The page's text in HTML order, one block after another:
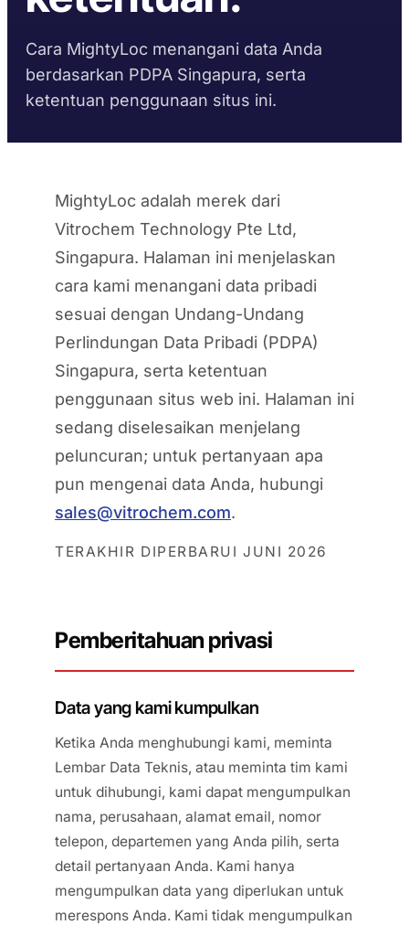
Krystal 1000 Perekat UV
Krystal 2000 Perekat UV
Krystal 3000 Perekat UV
JELAJAHI LEBIH BANYAK→
Taftflex 6221
Taftlock 22
Perekat Anaerobik
JELAJAHI LEBIH BANYAK
PITA BUSA AKRILIK
Pita Busa Akrilik
AFT 1120GF
Pita Busa Akrilik
AFT 1200GF
Pita Busa Akrilik
AFT 2064WF
Fabrikasi Logam
Konstruksi
DIY
Papan Tanda
Pembuat Bus & Truk
Purna Jual Otomotif
Kelautan & Kapal Pesiar
BERDASARKAN
SUBSTRAT
BERDASARKAN
Rakitan berulir logam
Kaca dan keramik
Komposit dan
fiberglass
Pustaka TDS Per kelompok
Lembar data keselamatan
Berdasarkan permintaan
Pemilih substrat
Panduan waktu
pengerasan
Panduan suhu layanan
Deklarasi RoHS
TDS per produk
Cara MightyLoc menangani data Anda
berdasarkan PDPA Singapura, serta
ketentuan penggunaan situs ini.
MightyLoc adalah merek dari
Vitrochem Technology Pte Ltd,
Singapura. Halaman ini menjelaskan
cara kami menangani data pribadi
sesuai dengan Undang-Undang
Perlindungan Data Pribadi (PDPA)
Singapura, serta ketentuan
penggunaan situs web ini. Halaman ini
sedang diselesaikan menjelang
peluncuran; untuk pertanyaan apa
pun mengenai data Anda, hubungi
sales@vitrochem.com.
TERAKHIR DIPERBARUI JUNI 2026
Pemberitahuan privasi
Data yang kami kumpulkan
Ketika Anda menghubungi kami, meminta
Lembar Data Teknis, atau meminta tim kami
untuk dihubungi, kami dapat mengumpulkan
nama, perusahaan, alamat email, nomor
telepon, departemen yang Anda pilih, serta
detail pertanyaan Anda. Kami hanya
mengumpulkan data yang diperlukan untuk
merespons Anda. Kami tidak mengumpulkan